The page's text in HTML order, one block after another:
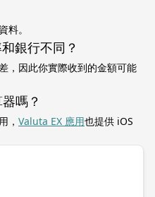
料。
銀行不同？
，因此你實際收到的金額可能
嗎？
， Valuta EX 應用也提供 iOS